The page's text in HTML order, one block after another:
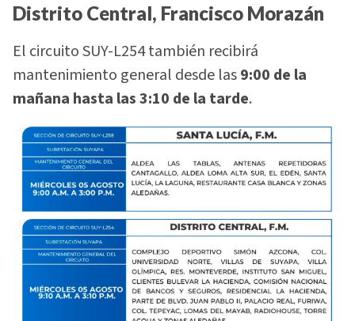
Distrito Central, Francisco Morazán
El circuito SUY-L254 también recibirá
mantenimiento general desde las9:00 de la
mañana hasta las 3:10 de la tarde.